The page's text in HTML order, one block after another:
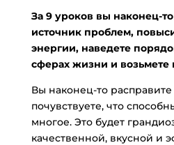
За 9 уроков вы наконец-
источник проблем,
энергии, наведете
сферах жизни и возьмете
Вы наконец-то
почувствуете, что
многое. Это будет
качественной, вкусной и